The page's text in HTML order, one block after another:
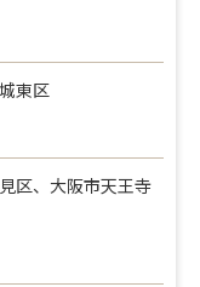
東区
区、大阪市天王寺